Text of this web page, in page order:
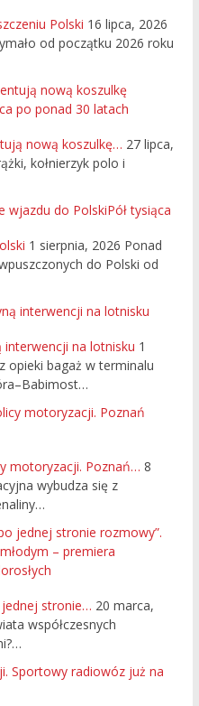
Polski 16 lipca, 2026
od początku 2026 roku
nową koszulkę… 27 lipca,
kołnierzyk polo i
Pół tysiąca
1 sierpnia, 2026 Ponad
do Polski od
interwencji na lotnisku 1
opieki bagaż w terminalu
motoryzacji. Poznań… 8
wybudza się z
jednej stronie… 20 marca,
współczesnych